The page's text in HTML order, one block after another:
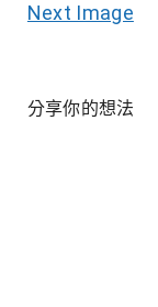
Next Image
分享你的想法